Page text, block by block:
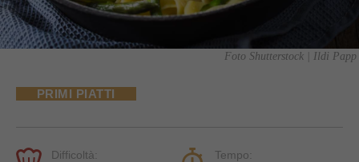
Foto Shutterstock | Ildi Papp
PRIMI PIATTI
Difficoltà:
Tempo: